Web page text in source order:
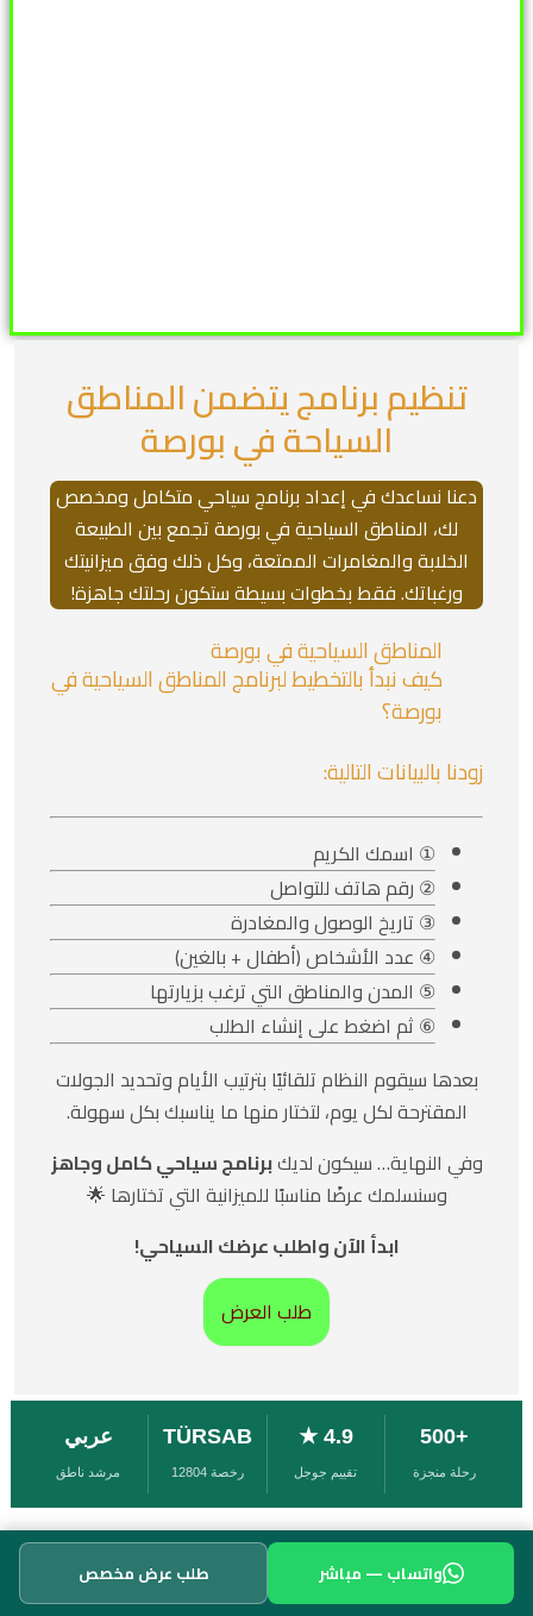
تنظيم برنامج يتضمن المناطق
السياحة في بورصة
دعنا نساعدك في إعداد برنامج سياحي متكامل ومخصص
لك، المناطق السياحية في بورصة تجمع بين الطبيعة
الخلابة والمغامرات الممتعة، وكل ذلك وفق ميزانيتك
ورغباتك. فقط بخطوات بسيطة ستكون رحلتك جاهزة!
المناطق السياحية في بورصة
كيف نبدأ بالتخطيط لبرنامج المناطق السياحية في
بورصة؟
زودنا بالبيانات التالية:
① اسمك الكريم
② رقم هاتف للتواصل
③ تاريخ الوصول والمغادرة
④ عدد الأشخاص (أطفال + بالغين)
⑤ المدن والمناطق التي ترغب بزيارتها
⑥ ثم اضغط على إنشاء الطلب
بعدها سيقوم النظام تلقائيًا بترتيب الأيام وتحديد الجولات
المقترحة لكل يوم، لتختار منها ما يناسبك بكل سهولة.
وفي النهاية… سيكون لديكبرنامج سياحي كامل وجاهز
وسنسلمك عرضًا مناسبًا للميزانية التي تختارها 🌟
ابدأ الآن واطلب عرضك السياحي!
طلب العرض
+500
رحلة منجزة
4.9 ★
تقييم جوجل
TÜRSAB
رخصة 12804
عربي
مرشد ناطق
واتساب — مباشر طلب عرض مخصص
وكالة السياحة في تركيا –türsab 12804 azzamogllu
الخدمات السياحية في كافة المناطق و المدن التركية